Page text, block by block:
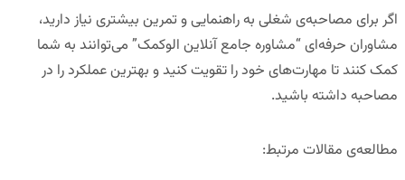
اگر برای مصاحبه‌ی شغلی به راهنمایی و تمرین بیشتری نیاز دارید،
مشاوران حرفه‌ای “مشاوره جامع آنلاین الوکمک” می‌توانند به شما
کمک کنند تا مهارت‌های خود را تقویت کنید و بهترین عملکرد را در
مصاحبه داشته باشید.
مطالعه‌ی مقالات مرتبط: